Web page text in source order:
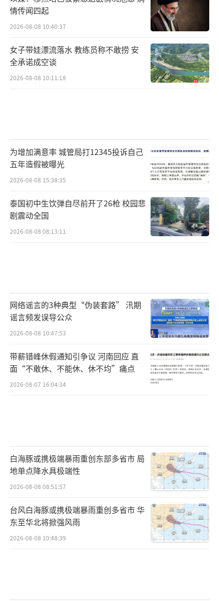
情传闻四起
2026-08-08 10:40:37
女子带娃漂流落水 教练员称不敢捞 安
全承诺成空谈
2026-08-08 10:11:18
为增加满意率 城管局打12345投诉自己
五年造假被曝光
2026-08-08 15:38:35
泰国初中生饮弹自尽前开了26枪 校园悲
剧震动全国
2026-08-08 08:13:11
网络谣言的3种典型“伪装套路” 汛期
谣言频发误导公众
2026-08-08 10:47:53
带薪错峰休假通知引争议 河南回应 直
面“不敢休、不能休、休不均”痛点
2026-08-07 16:04:34
白海豚或携极端暴雨重创东部多省市 局
地单点降水具极端性
2026-08-08 08:51:57
台风白海豚或携极端暴雨重创多省市 华
东至华北将掀强风雨
2026-08-08 10:48:39